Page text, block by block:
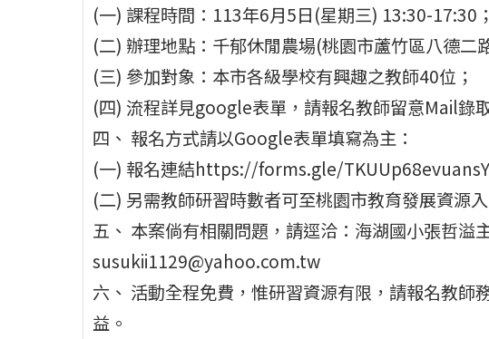
(一) 課程時間：113年6月5日(星期三) 13:30-17:30；
(二) 辦理地點：千郁休閒農場(桃園市蘆竹區八德二
(三) 參加對象：本市各級學校有興趣之教師40位；
(四) 流程詳見google表單，請報名教師留意Mail錄
四、 報名方式請以Google表單填寫為主：
(一) 報名連結https://forms.gle/
(二) 另需教師研習時數者可至桃園市教育發展資源
五、 本案倘有相關問題，請逕洽：海湖國小張哲溢
susukii1129@yahoo.com.tw
六、 活動全程免費，惟研習資源有限，請報名教
益。